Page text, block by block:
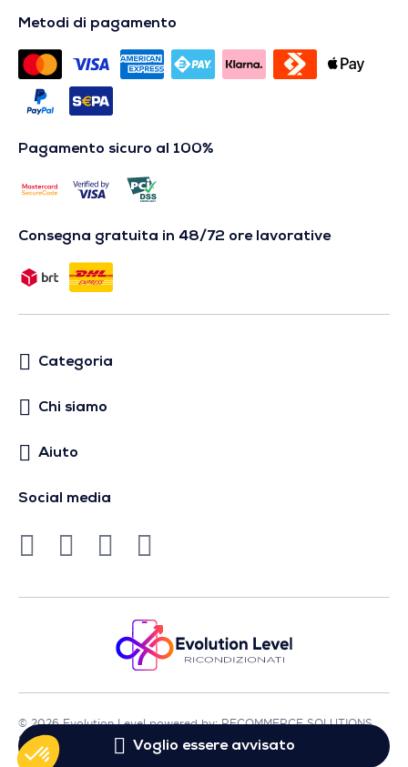
Voglio essere avvisato
Metodi di pagamento
Pagamento sicuro al 100%
Consegna gratuita in 48/72 ore lavorative
Categoria
Chi siamo
Aiuto
Social media
© 2026 Evolution Level powered by: RECOMMERCE SOLUTIONS
SA - Sede in Avenue Lénine, 54 - 94250 Gentilly - Francia
- P.IVA FR01513969402 - Tutti i diritti riservati